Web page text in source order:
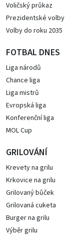
Voličský průkaz
Prezidentské volby
Volby do roku 2035
FOTBAL DNES
Liga národů
Chance liga
Liga mistrů
Evropská liga
Konferenční liga
MOL Cup
GRILOVÁNÍ
Krevety na grilu
Krkovice na grilu
Grilovaný bůček
Grilovaná cuketa
Burger na grilu
Výběr grilu